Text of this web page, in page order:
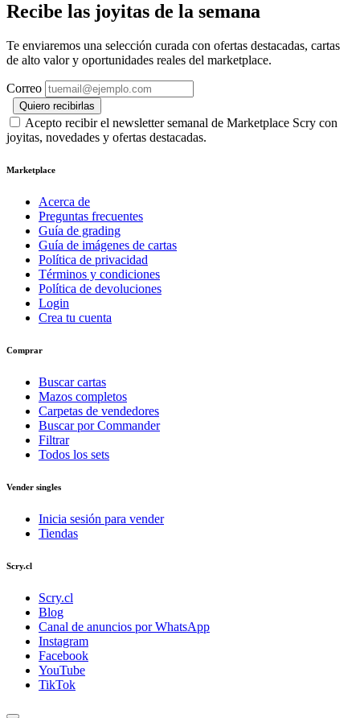
Recibe las joyitas de la semana
Te enviaremos una selección curada con ofertas destacadas, cartas
de alto valor y oportunidades reales del marketplace.
Correo
Quiero recibirlas
Acepto recibir el newsletter semanal de Marketplace Scry con
joyitas, novedades y ofertas destacadas.
Marketplace
Acerca de
Preguntas frecuentes
Guía de grading
Guía de imágenes de cartas
Política de privacidad
Términos y condiciones
Política de devoluciones
Login
Crea tu cuenta
Comprar
Buscar cartas
Mazos completos
Carpetas de vendedores
Buscar por Commander
Filtrar
Todos los sets
Vender singles
Inicia sesión para vender
Tiendas
Scry.cl
Scry.cl
Blog
Canal de anuncios por WhatsApp
Instagram
Facebook
YouTube
TikTok